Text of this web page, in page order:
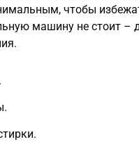
чтобы
машину не стоит